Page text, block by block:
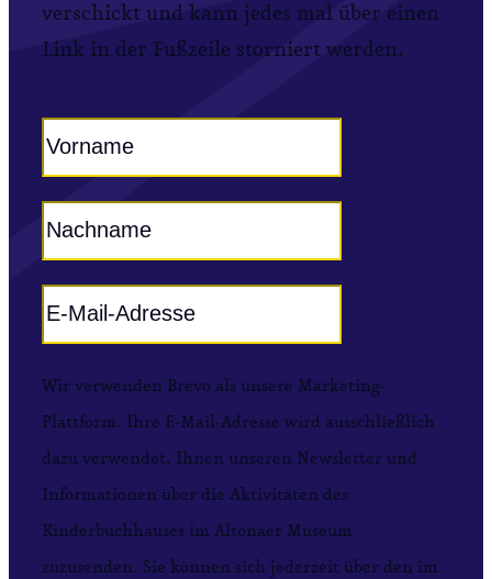
verschickt und kann jedes mal über einen
Link in der Fußzeile storniert werden.
Wir verwenden Brevo als unsere Marketing-
Plattform. Ihre E-Mail-Adresse wird ausschließlich
dazu verwendet, Ihnen unseren Newsletter und
Informationen über die Aktivitäten des
Kinderbuchhauses im Altonaer Museum
zuzusenden. Sie können sich jederzeit über den im